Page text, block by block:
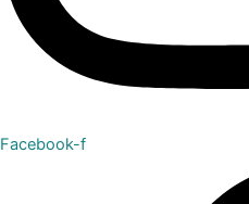
Facebook-f